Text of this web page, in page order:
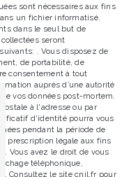
sont nécessaires aux fins
un fichier informatisé.
dans le seul but de
seront
. Vous disposez de
de portabilité, de
consentement à tout
auprès d’une autorité
vos données post-mortem.
à l'adresse ou par
d'identité pourra vous
pendant la période de
prescription légale aux fins
Vous avez le droit de vous
téléphonique,
. Consultez le site cnil.fr pour